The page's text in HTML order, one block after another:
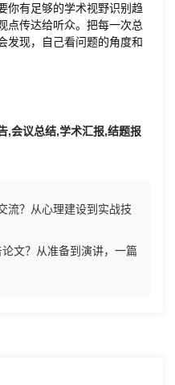
你有足够的学术视野识别趋
点传达给听众。把每一次总
发现，自己看问题的角度和
,会议总结,学术汇报,结题报
流？从心理建设到实战技
文？从准备到演讲，一篇